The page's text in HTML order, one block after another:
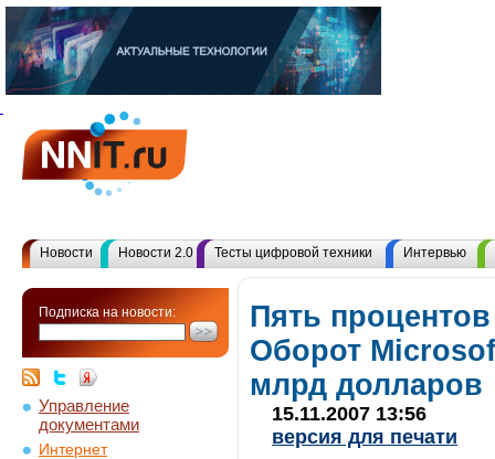
Новости Новости 2.0 Тесты цифровой техники Интервью
Подписка на новости:
Управление
документами
Интернет
Пять
Оборот
млрд долларов
15.11.2007 13:56
версия для печати